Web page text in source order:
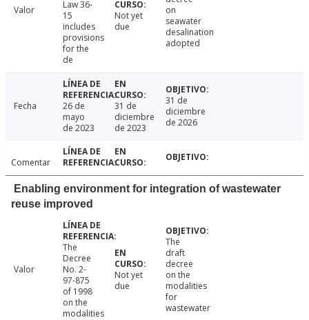
Valor
Law 36-
15
includes
provisions
for the
de
Not yet
due
on
seawater
desalination
adopted
Fecha
26 de
mayo
de 2023
31 de
diciembre
de 2023
31 de
diciembre
de 2026
Comentar
Enabling environment for integration of wastewater
reuse improved
Valor
The
Decree
No. 2-
97-875
of 1998
on the
modalities
Not yet
due
The
draft
decree
on the
modalities
for
wastewater